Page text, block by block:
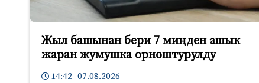
Жыл башынан бери 7 миңден ашык
жаран жумушка орноштурулду
14:42 07.08.2026